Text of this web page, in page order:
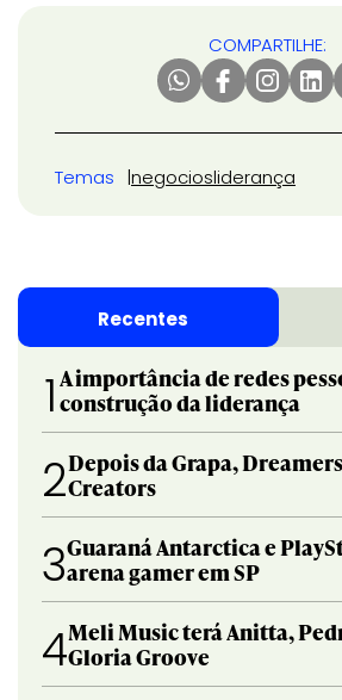
COMPARTILHE:
Temas negociosliderança
Recentes
1 A importância de redes
construção da liderança
2Depois da Grapa,
Creators
3Guaraná Antarctica e
arena gamer em SP
4Meli Music terá Anitta,
Gloria Groove